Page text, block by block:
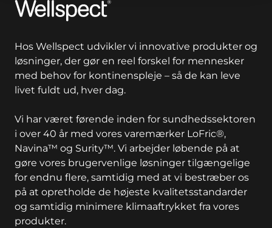
Wellspect
Hos Wellspect udvikler vi innovative produkter og
løsninger, der gør en reel forskel for mennesker
med behov for kontinenspleje – så de kan leve
livet fuldt ud, hver dag.
Vi har været førende inden for sundhedssektoren
i over 40 år med vores varemærker LoFric®,
Navina™ og Surity™. Vi arbejder løbende på at
gøre vores brugervenlige løsninger tilgængelige
for endnu flere, samtidig med at vi bestræber os
på at opretholde de højeste kvalitetsstandarder
og samtidig minimere klimaaftrykket fra vores
produkter.